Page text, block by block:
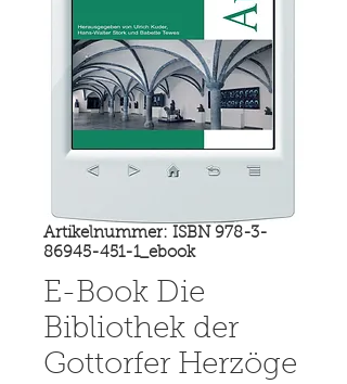
Artikelnummer: ISBN 978-3-
86945-451-1_ebook
E-Book Die
Bibliothek der
Gottorfer Herzöge